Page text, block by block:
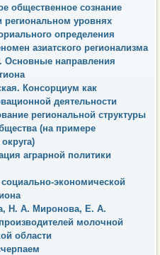
общественное сознание
региональном уровнях
определения
азиатского регионализма
направления
Консорциум как
деятельности
региональной структуры
(на примере
аграрной политики
экономической
Н. А. Миронова, Е. А.
молочной
области